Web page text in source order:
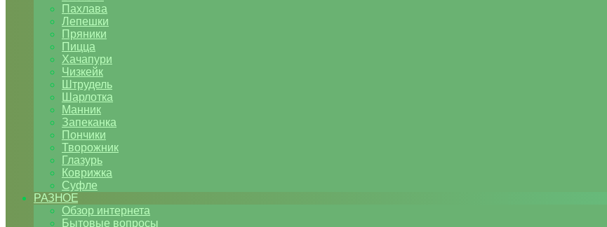
Пахлава
Лепешки
Пряники
Пицца
Хачапури
Чизкейк
Штрудель
Шарлотка
Манник
Запеканка
Пончики
Творожник
Глазурь
Коврижка
Суфле
РАЗНОЕ
Обзор интернета
Бытовые вопросы